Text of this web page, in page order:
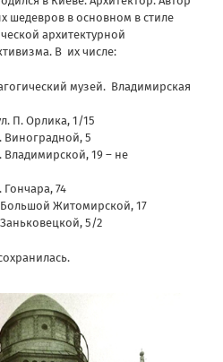
шедевров в основном в стиле
архитектурной
В их числе:
музей. Владимирская
П. Орлика, 1/15
5
19 – не
74
Житомирской, 17
5/2